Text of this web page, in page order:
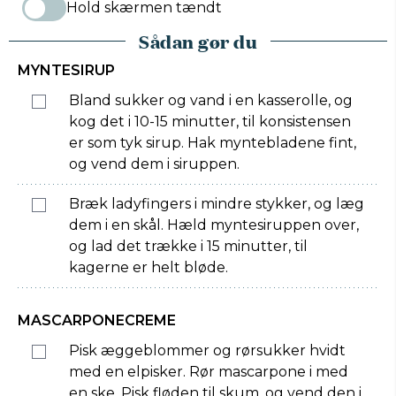
Hold skærmen tændt
Sådan gør du
MYNTESIRUP
Bland sukker og vand i en kasserolle, og
kog det i 10-15 minutter, til konsistensen
er som tyk sirup. Hak myntebladene fint,
og vend dem i siruppen.
Bræk ladyfingers i mindre stykker, og læg
dem i en skål. Hæld myntesiruppen over,
og lad det trække i 15 minutter, til
kagerne er helt bløde.
MASCARPONECREME
Pisk æggeblommer og rørsukker hvidt
med en elpisker. Rør mascarpone i med